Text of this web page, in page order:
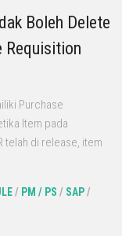
Boleh Delete
Requisition
Purchase
Item pada
telah di release, item
/ PM / PS / SAP/